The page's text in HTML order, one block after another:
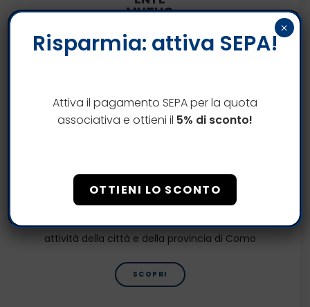
MUTUO
Assistenza sanitaria integrativa per gli
STORICHE ATTIVITA'
attività della città e della provincia di Como
SCOPRI
Risparmia: attiva SEPA!
Attiva il pagamento SEPA per la quota
associativa e ottieni il 5% di sconto!
OTTIENI LO SCONTO
×